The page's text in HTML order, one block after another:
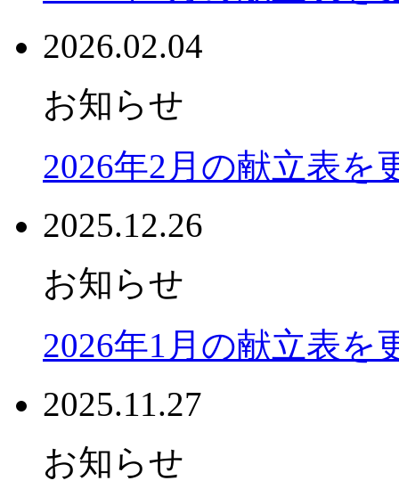
2026.02.04
お知らせ
2026年2月の献立表を
2025.12.26
お知らせ
2026年1月の献立表を
2025.11.27
お知らせ